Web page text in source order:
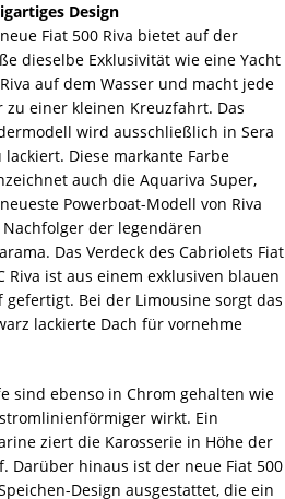
Design
Fiat 500 Riva bietet auf der
dieselbe Exklusivität wie eine Yacht
auf dem Wasser und macht jede
zu einer kleinen Kreuzfahrt. Das
wird ausschließlich in Sera
lackiert. Diese markante Farbe
auch die Aquariva Super,
Powerboat-Modell von Riva
der legendären
Das Verdeck des Cabriolets Fiat
Riva ist aus einem exklusiven blauen
gefertigt. Bei der Limousine sorgt das
lackierte Dach für vornehme
sind ebenso in Chrom gehalten wie
wirkt. Ein
ziert die Karosserie in Höhe der
Darüber hinaus ist der neue Fiat 500
Design ausgestattet, die ein